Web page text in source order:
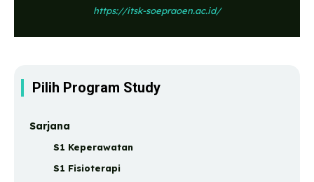
https://itsk-soepraoen.ac.id/
Pilih Program Study
Sarjana
S1 Keperawatan
S1 Fisioterapi